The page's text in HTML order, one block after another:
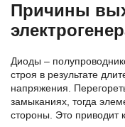
Причины
Диоды –
строя в результате
напряжения.
замыканиях, тогда
стороны. Это